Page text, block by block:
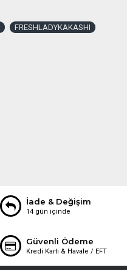
FRESHLADYKAKASHI
İade & Değişim
14 gün içinde
Güvenli Ödeme
Kredi Kartı & Havale / EFT